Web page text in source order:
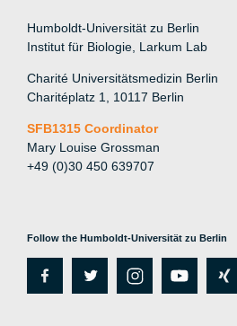
Humboldt-Universität zu Berlin
Institut für Biologie, Larkum Lab
Charité Universitätsmedizin Berlin
Charitéplatz 1, 10117 Berlin
SFB1315 Coordinator
Mary Louise Grossman
+49 (0)30 450 639707
Follow the Humboldt-Universität zu Berlin
fa
tw
in
y
xi